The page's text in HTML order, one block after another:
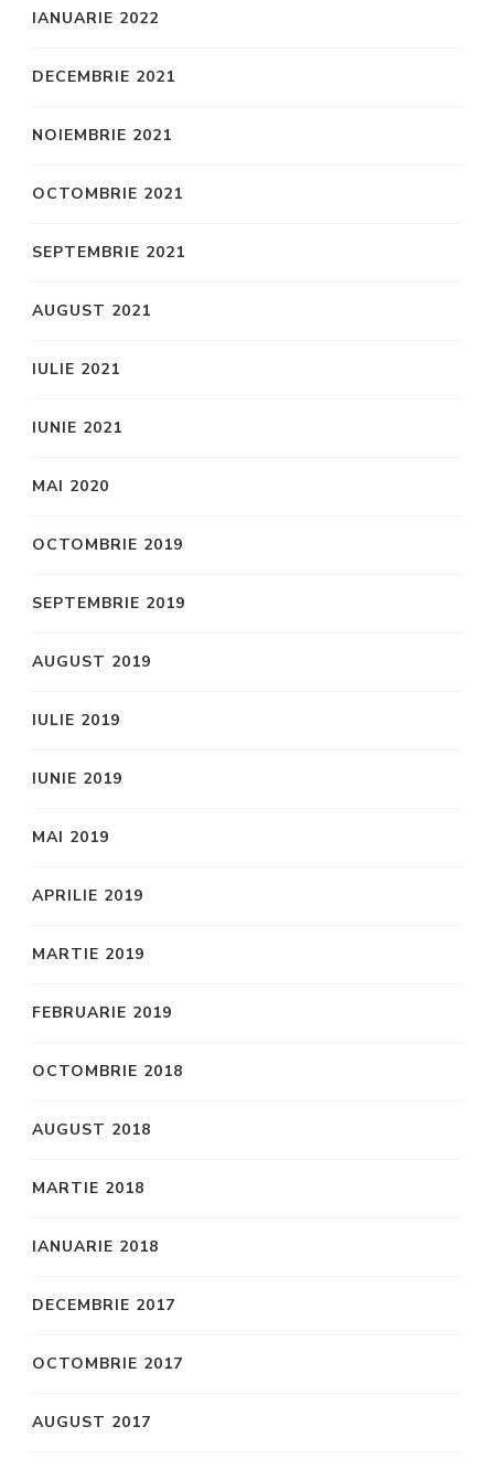
IANUARIE 2022
DECEMBRIE 2021
NOIEMBRIE 2021
OCTOMBRIE 2021
SEPTEMBRIE 2021
AUGUST 2021
IULIE 2021
IUNIE 2021
MAI 2020
OCTOMBRIE 2019
SEPTEMBRIE 2019
AUGUST 2019
IULIE 2019
IUNIE 2019
MAI 2019
APRILIE 2019
MARTIE 2019
FEBRUARIE 2019
OCTOMBRIE 2018
AUGUST 2018
MARTIE 2018
IANUARIE 2018
DECEMBRIE 2017
OCTOMBRIE 2017
AUGUST 2017